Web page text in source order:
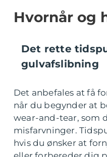
Hvornår og
Det rette
gulvafslibning
Det anbefales at få
når du begynder at
wear-and-tear, som
misfarvninger.
hvis du ønsker at